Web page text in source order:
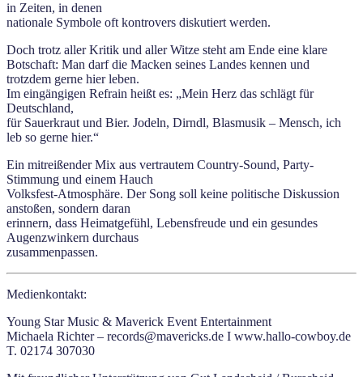
in Zeiten, in denen
nationale Symbole oft kontrovers diskutiert werden.
Doch trotz aller Kritik und aller Witze steht am Ende eine klare
Botschaft: Man darf die Macken seines Landes kennen und
trotzdem gerne hier leben.
Im eingängigen Refrain heißt es: „Mein Herz das schlägt für
Deutschland,
für Sauerkraut und Bier. Jodeln, Dirndl, Blasmusik – Mensch, ich
leb so gerne hier.“
Ein mitreißender Mix aus vertrautem Country-Sound, Party-
Stimmung und einem Hauch
Volksfest-Atmosphäre. Der Song soll keine politische Diskussion
anstoßen, sondern daran
erinnern, dass Heimatgefühl, Lebensfreude und ein gesundes
Augenzwinkern durchaus
zusammenpassen.
Medienkontakt:
Young Star Music & Maverick Event Entertainment
Michaela Richter – records@mavericks.de I www.hallo-cowboy.de
T. 02174 307030